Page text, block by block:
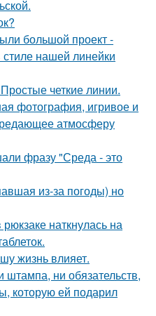
большой проект -
нашей линейки
четкие линии.
фотография, игривое и
атмосферу
фразу "Среда - это
из-за погоды) но
наткнулась на
жизнь влияет.
штампа, ни обязательств,
которую ей подарил